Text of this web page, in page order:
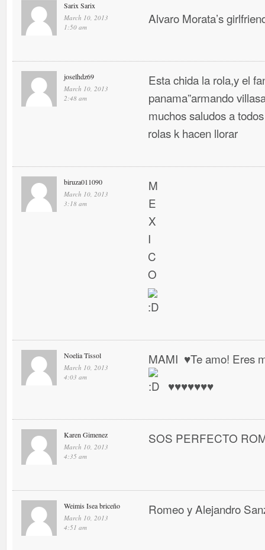
Sarix Sarix
March 10, 2013
1:50 am
Alvaro Morata’s
joselhdz69
March 10, 2013
2:48 am
Esta chida la rola,y el
panama”armando
muchos saludos a
rolas k hacen llorar
biruza011090
March 10, 2013
3:18 am
M
E
X
I
C
O
Noelia Tissol
March 10, 2013
4:03 am
MAMI ♥ Te amo! Eres
♥ ♥ ♥ ♥ ♥ ♥ ♥
Karen Gimenez
March 10, 2013
4:35 am
SOS PERFECTO
Weimis Isea briceño
March 10, 2013
4:51 am
Romeo y Alejandro